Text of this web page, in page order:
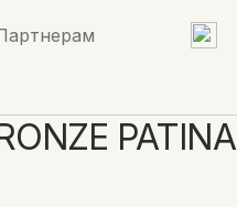
PATINA